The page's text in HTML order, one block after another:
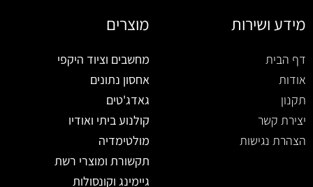
מידע ושירות
דף הבית
אודות
תקנון
יצירת קשר
הצהרת נגישות
מוצרים
מחשבים וציוד היקפי
אחסון נתונים
גאדג'טים
קולנוע ביתי ואודיו
מולטימדיה
תקשורת ומוצרי רשת
גיימינג וקונסולות